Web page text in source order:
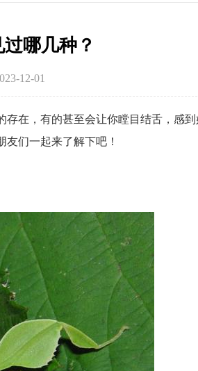
哪几种？
12-01
存在，有的甚至会让你瞠目结舌，感到
们一起来了解下吧！